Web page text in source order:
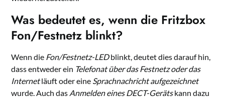
Was bedeutet es, wenn die Fritzbox
Fon/Festnetz blinkt?
Wenn die Fon/Festnetz-LEDblinkt, deutet dies darauf hin,
dass entweder ein Telefonat über das Festnetz oder das
Internetläuft oder eine Sprachnachricht aufgezeichnet
wurde. Auch das Anmelden eines DECT-Gerätskann dazu